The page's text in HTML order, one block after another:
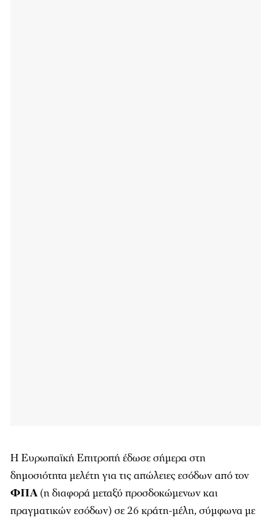
Η Ευρωπαϊκή Επιτροπή έδωσε σήμερα στη
δημοσιότητα μελέτη για τις απώλειες εσόδων από τον
ΦΠΑ (η διαφορά μεταξύ προσδοκώμενων και
πραγματικών εσόδων) σε 26 κράτη-μέλη, σύμφωνα με